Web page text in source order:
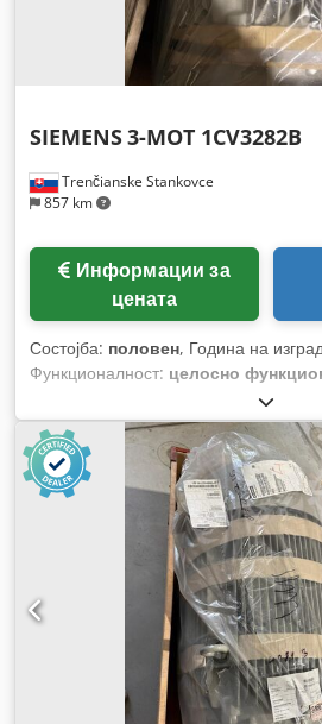
Trenčianske Stankovce
857 km
SIEMENS3-MOT 1CV3282B
цената
Состојба: половен, Година на
Функционалност: целосно